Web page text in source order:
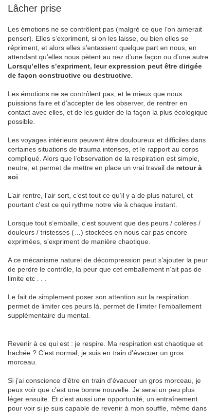
Lâcher prise
Les émotions ne se contrôlent pas (malgré ce que l’on aimerait
penser). Elles s’expriment, si on les laisse, ou bien elles se
répriment, et alors elles s'entassent quelque part en nous, en
attendant qu’elles nous pètent au nez d’une façon ou d’une autre.
Lorsqu’elles s’expriment, leur expression peut être dirigée
de façon constructive ou destructive
Les émotions ne se contrôlent pas, et le mieux que nous
puissions faire et d’accepter de les observer, de rentrer en
contact avec elles, et de les guider de la façon la plus écologique
possible.
Les voyages intérieurs peuvent être douloureux et difficiles dans
certaines situations de trauma intenses, et le rapport au corps
compliqué. Alors que l’observation de la respiration est simple,
neutre, et permet de mettre en place un vrai travail de retour à
soi
L’air rentre, l’air sort, c’est tout ce qu’il y a de plus naturel, et
pourtant c’est ce qui rythme notre vie à chaque instant.
Lorsque tout s’emballe, c’est souvent que des peurs / colères /
douleurs / tristesses (…) stockées en nous car pas encore
exprimées, s’expriment de manière chaotique.
A ce mécanisme naturel de décompression peut s’ajouter la peur
de perdre le contrôle, la peur que cet emballement n’ait pas de
limite etc . . .
Le fait de simplement poser son attention sur la respiration
permet de limiter ces peurs là, permet de l’imiter l’emballement
supplémentaire du mental.
Revenir à ce qui est : je respire. Ma respiration est chaotique et
hachée ? C’est normal, je suis en train d’évacuer un gros
morceau.
Si j’ai conscience d’être en train d’évacuer un gros morceau, je
peux voir que c’est une bonne nouvelle. Je serai un peu plus
léger ensuite. Et c’est aussi une opportunité, un entraînement
pour voir si je suis capable de revenir à mon souffle, même dans